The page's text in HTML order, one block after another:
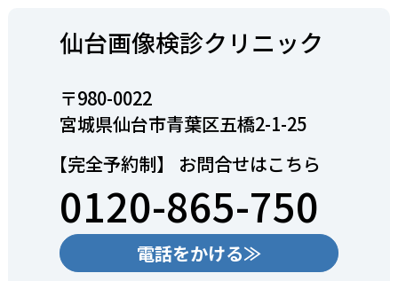
仙台画像検診クリニック
〒980-0022
宮城県仙台市青葉区五橋2-1-25
【完全予約制】 お問合せはこちら
0120-865-750
電話をかける≫